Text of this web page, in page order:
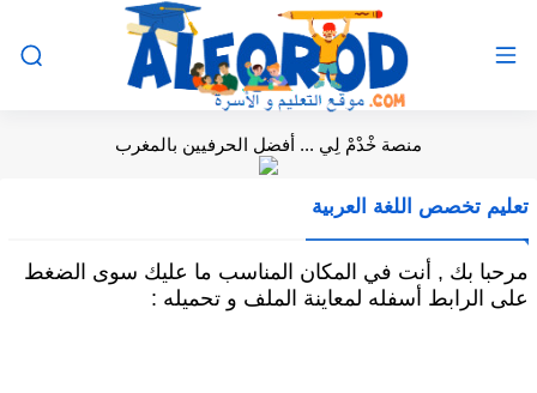
منصة خْدْمْ لِي ... أفضل الحرفيين بالمغرب
تعليم تخصص اللغة العربية
مرحبا بك , أنت في المكان المناسب ما عليك سوى الضغط
على الرابط أسفله لمعاينة الملف و تحميله :